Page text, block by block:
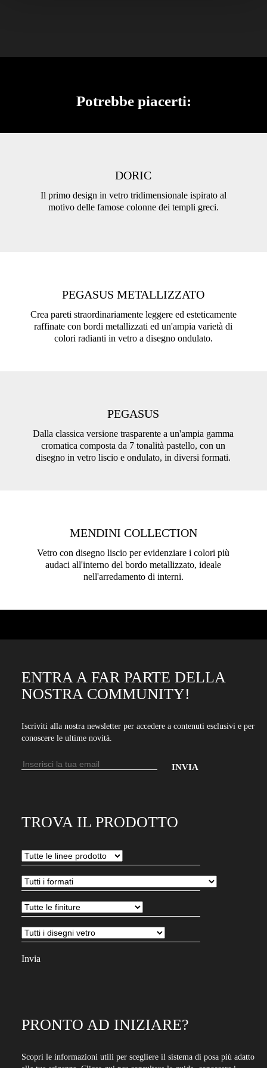
Potrebbe piacerti:
DORIC
Il primo design in vetro tridimensionale ispirato al
motivo delle famose colonne dei templi greci.
PEGASUS METALLIZZATO
Crea pareti straordinariamente leggere ed esteticamente
raffinate con bordi metallizzati ed un'ampia varietà di
colori radianti in vetro a disegno ondulato.
PEGASUS
Dalla classica versione trasparente a un'ampia gamma
cromatica composta da 7 tonalità pastello, con un
disegno in vetro liscio e ondulato, in diversi formati.
MENDINI COLLECTION
Vetro con disegno liscio per evidenziare i colori più
audaci all'interno del bordo metallizzato, ideale
nell'arredamento di interni.
ENTRA A FAR PARTE DELLA
NOSTRA COMMUNITY!
Iscriviti alla nostra newsletter per accedere a contenuti esclusivi e per
conoscere le ultime novità.
Indirizzo
indirizzo
per
iscriverti
alla
nostra
TROVA IL PRODOTTO
PRONTO AD INIZIARE?
Scopri le informazioni utili per scegliere il sistema di posa più adatto